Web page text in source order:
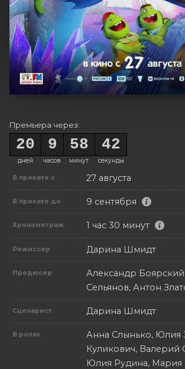
Премьера через:
20
дней
9
часов
58
минут
42
секунды
В прокате с 27 августа
В прокате до 9 сентября
Хронометраж 1 час 30 минут
Режиссер Дарина Шмидт
Продюсер
Александр
Сельянов, Антон
Сценарист Дарина Шмидт
В ролях
Анна Слынько, Юлия
Куликович, Валерий
Юлия Рудина, Мария